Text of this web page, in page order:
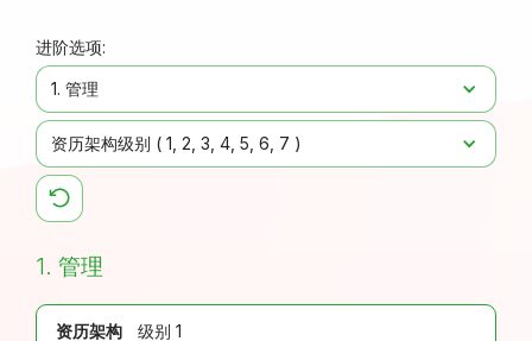
进阶选项:
1. 管理
资历架构级别 ( 1 2 3 4 5 6 7 )
1. 管理
资历架构
级别 1